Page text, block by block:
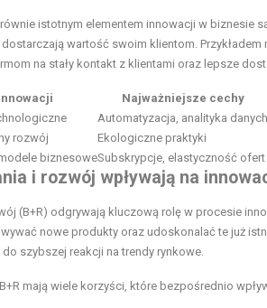
istotnym elementem innowacji w biznesie
wartość swoim klientom.
na stały kontakt z klientami oraz lepsze
Najważniejsze cechy
Automatyzacja, analityka danych
rozwój
Ekologiczne praktyki
biznesoweSubskrypcje, elastyczność ofert
i rozwój wpływają na
(B+R) odgrywają kluczową rolę w procesie
nowe produkty oraz udoskonalać te już
szybszej reakcji na trendy rynkowe.
mają wiele korzyści, które bezpośrednio